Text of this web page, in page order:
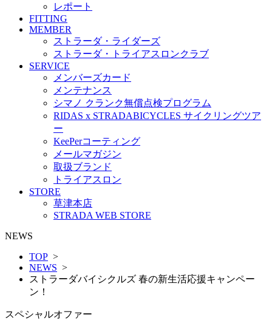
レポート
FITTING
MEMBER
ストラーダ・ライダーズ
ストラーダ・トライアスロンクラブ
SERVICE
メンバーズカード
メンテナンス
シマノ クランク無償点検プログラム
RIDAS x STRADABICYCLES サイクリングツア
ー
KeePerコーティング
メールマガジン
取扱ブランド
トライアスロン
STORE
草津本店
STRADA WEB STORE
NEWS
TOP >
NEWS >
ストラーダバイシクルズ 春の新生活応援キャンペー
ン！
スペシャルオファー